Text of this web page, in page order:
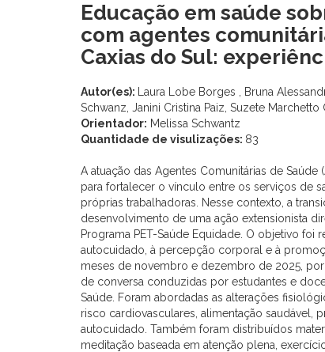
Educação em saúde
com agentes
Caxias do Sul:
Autor(es):
Laura Lobe Borges , Bruna
Schwanz, Janini Cristina Paiz, Suzete Marchetto
Orientador: Melissa Schwantz
Quantidade de visulizações: 83
A atuação das Agentes Comunitárias de Saúde
para fortalecer o vínculo entre os serviços de
próprias trabalhadoras. Nesse contexto, a
desenvolvimento de uma ação extensionista
Programa PET-Saúde Equidade. O objetivo
autocuidado, à percepção corporal e à
meses de novembro e dezembro de 2025,
de conversa conduzidas por estudantes e
Saúde. Foram abordadas as alterações
risco cardiovasculares, alimentação saudável,
autocuidado. Também foram distribuídos
meditação baseada em atenção plena,